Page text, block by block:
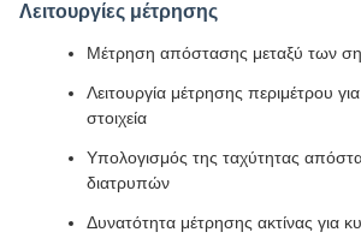
Λειτουργίες μέτρησης
Μέτρηση απόστασης μεταξύ των
Λειτουργία μέτρησης περιμέτρου
στοιχεία
Υπολογισμός της ταχύτητας
διατρυπών
Δυνατότητα μέτρησης ακτίνας για